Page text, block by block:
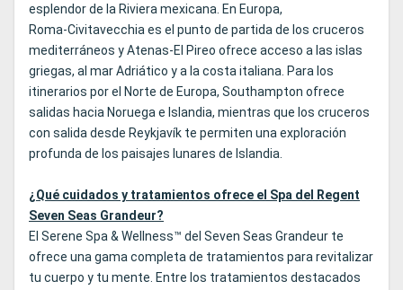
esplendor de la Riviera mexicana. En Europa,
Roma‑Civitavecchia es el punto de partida de los cruceros
mediterráneos y Atenas‑El Pireo ofrece acceso a las islas
griegas, al mar Adriático y a la costa italiana. Para los
itinerarios por el Norte de Europa, Southampton ofrece
salidas hacia Noruega e Islandia, mientras que los cruceros
con salida desde Reykjavík te permiten una exploración
profunda de los paisajes lunares de Islandia.
¿Qué cuidados y tratamientos ofrece el Spa del Regent
Seven Seas Grandeur?
El Serene Spa & Wellness™ del Seven Seas Grandeur te
ofrece una gama completa de tratamientos para revitalizar
tu cuerpo y tu mente. Entre los tratamientos destacados